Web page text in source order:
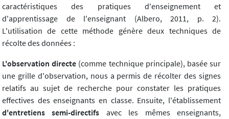
caractéristiques des pratiques d'enseignement et
d'apprentissage de l'enseignant (Albero, 2011, p. 2).
L'utilisation de cette méthode génère deux techniques de
récolte des données :
L'observation directe (comme technique principale), basée sur
une grille d'observation, nous a permis de récolter des signes
relatifs au sujet de recherche pour constater les pratiques
effectives des enseignants en classe. Ensuite, l'établissement
d'entretiens semi-directifs avec les mêmes enseignants,